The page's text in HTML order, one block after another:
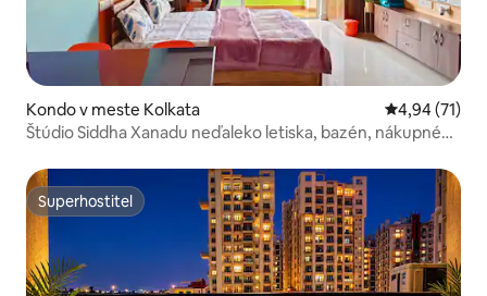
Kondo v meste Kolkata Priemerné
4,94 (71)
Štúdio Siddha Xanadu neďaleko letiska, bazén, nákupné
Superhostiteľ
Superhostiteľ